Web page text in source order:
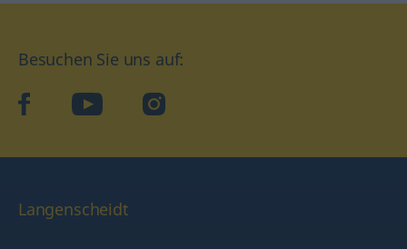
Besuchen Sie uns auf:
facebookYouTube Instagram
Langenscheidt